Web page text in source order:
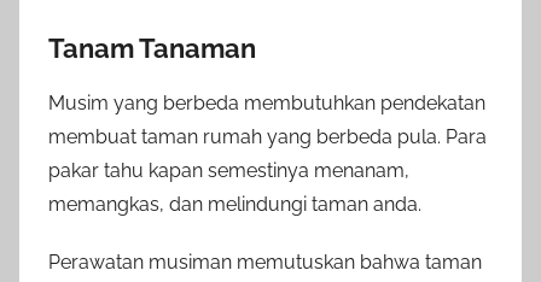
Tanam Tanaman
Musim yang berbeda membutuhkan pendekatan
membuat taman rumah yang berbeda pula. Para
pakar tahu kapan semestinya menanam,
memangkas, dan melindungi taman anda.
Perawatan musiman memutuskan bahwa taman